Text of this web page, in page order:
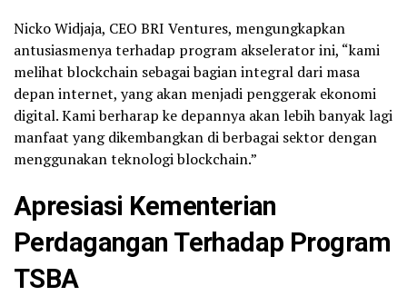
Nicko Widjaja, CEO BRI Ventures, mengungkapkan
antusiasmenya terhadap program akselerator ini, “kami
melihat blockchain sebagai bagian integral dari masa
depan internet, yang akan menjadi penggerak ekonomi
digital. Kami berharap ke depannya akan lebih banyak lagi
manfaat yang dikembangkan di berbagai sektor dengan
menggunakan teknologi blockchain.”
Apresiasi Kementerian
Perdagangan Terhadap Program
TSBA